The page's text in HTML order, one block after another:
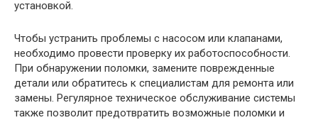
установкой.
Чтобы устранить проблемы с насосом или клапанами,
необходимо провести проверку их работоспособности.
При обнаружении поломки, замените поврежденные
детали или обратитесь к специалистам для ремонта или
замены. Регулярное техническое обслуживание системы
также позволит предотвратить возможные поломки и